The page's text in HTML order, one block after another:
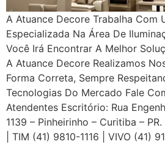
A Atuance Decore Trabalha Com
Especializada Na Área De
Você Irá Encontrar A Melhor
A Atuance Decore Realizamos
Forma Correta, Sempre
Tecnologias Do Mercado Fale
Atendentes Escritório: Rua
1139 – Pinheirinho – Curitiba –
| TIM (41) 9810-1116 | VIVO (41)